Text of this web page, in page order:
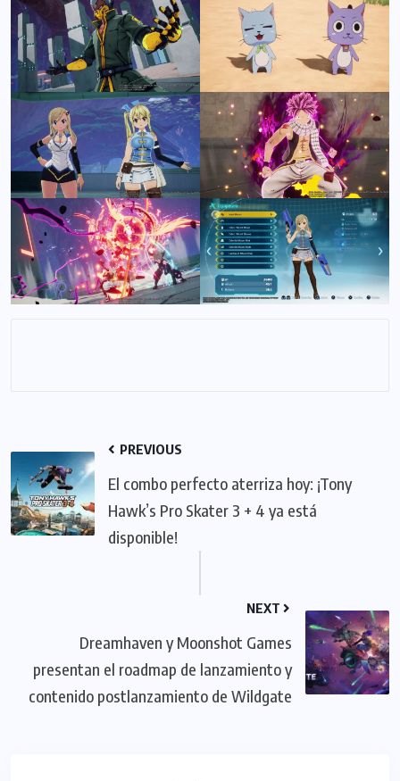
PREVIOUS
El combo perfecto aterriza hoy: ¡Tony
Hawk’s Pro Skater 3 + 4 ya está
disponible!
NEXT
Dreamhaven y Moonshot Games
presentan el roadmap de lanzamiento y
contenido postlanzamiento de Wildgate